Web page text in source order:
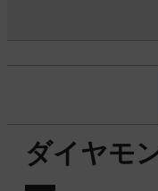
ダイヤモ